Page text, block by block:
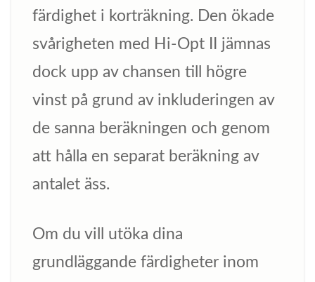
färdighet i korträkning. Den ökade
svårigheten med Hi-Opt II jämnas
dock upp av chansen till högre
vinst på grund av inkluderingen av
de sanna beräkningen och genom
att hålla en separat beräkning av
antalet äss.
Om du vill utöka dina
grundläggande färdigheter inom